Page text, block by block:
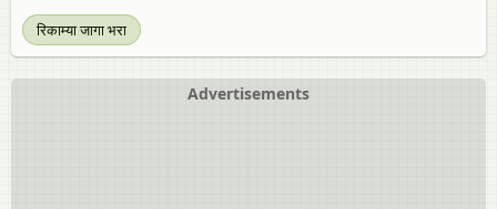
रिकाम्या जागा भरा
Advertisements